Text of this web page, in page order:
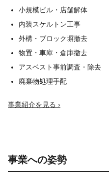
小規模ビル・店舗解体
内装スケルトン工事
外構・ブロック塀撤去
物置・車庫・倉庫撤去
アスベスト事前調査・除去
廃棄物処理手配
事業紹介を見る ›
事業への姿勢